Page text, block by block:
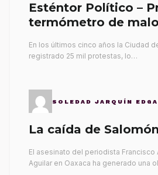
Esténtor Político –
termómetro de
En los últimos cinco años la Ciudad
registrado 25 mil protestas, lo…
SOLEDAD JARQUÍN
La caída de Salomón
El asesinato del periodista Francisco
Aguilar en Oaxaca ha generado una